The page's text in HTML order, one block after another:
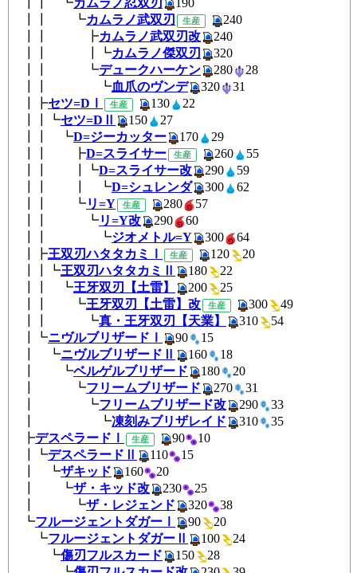
┃┃ ┗カムラノ武双刃 生産
240
┃┃ ┣カムラノ武双刃改
240
┃┃ ┃┗カムラノ傑双刃
320
┃┃ ┗デュークハーケン 280
28
┃┃ ┗血爪のヴンデ 320
31
┃┣セツ=DⅠ 生産 130
22
┃┃┗セツ=DⅡ 150
27
┃┃ ┗D=ジーカッター 170
29
┃┃ ┣D=スライサー 生産 260
┃┃ ┃┗D=スライサー改 290
59
┃┃ ┃ ┗D=シュレンダ 300
62
┃┃ ┗リ=Y 生産 280
57
┃┃ ┗リ=Y改 290
60
┃┃ ┗ジオメトル=Y 300
64
┃┣王双刃ハタタカミⅠ 生産 120
┃┃┗王双刃ハタタカミⅡ 180
┃┃ ┗王牙双刃【土雷】 200
25
┃┃ ┗王牙双刃【土雷】改 生産 300
┃┃ ┗真・王牙双刃【天業】 310
┃┗ニヴルブリザードⅠ 90
15
┃ ┗ニヴルブリザードⅡ 160
┃ ┗ベルゲルブリザード 180
┃ ┗フリームブリザード 270
┃ ┗フリームブリザード改 290
┃ ┗凍刻みブリザレイド 310
┣デスペラードⅠ 生産 90
┃┗デスペラードⅡ 110
15
┃ ┗ザキッド 160
20
┃ ┗ザ・キッド改 230
25
┃ ┗ザ・レジェンド 320
38
┗フルージェントダガーⅠ 90
┗フルージェントダガーⅡ 100
┗傷刃フルスカード 150
28